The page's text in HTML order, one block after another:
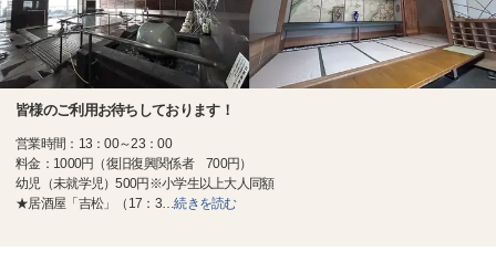
皆様のご利用お待ちしております！
営業時間：13：00～23：00
料金：1000円（復旧復興関係者 700円）
幼児（未就学児）500円※小学生以上大人同額
★居酒屋「吉松」（17：3…続きを読む